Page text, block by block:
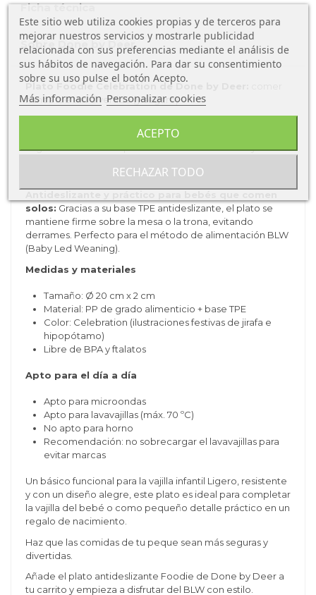
Ficha técnica
Sobre Done by Deer
Plato Foodie Celebration de Done by Deer:
nunca fue tan divertido (y seguro)
para acompañar las primeras comidas del bebé con total
seguridad. Su diseño plano con bordes elevados y base
autonomía del niño desde el principio.
solos: Gracias a su base TPE antideslizante, el plato se
mantiene firme sobre la mesa o la trona, evitando
derrames. Perfecto para el método de alimentación BLW
(Baby Led Weaning).
Medidas y materiales
Tamaño: Ø 20 cm x 2 cm
Material: PP de grado alimenticio + base TPE
Color: Celebration (ilustraciones festivas de jirafa e
hipopótamo)
Libre de BPA y ftalatos
Apto para el día a día
Apto para microondas
Apto para lavavajillas (máx. 70 ºC)
No apto para horno
Recomendación: no sobrecargar el lavavajillas para
evitar marcas
Un básico funcional para la vajilla infantil Ligero, resistente
y con un diseño alegre, este plato es ideal para completar
la vajilla del bebé o como pequeño detalle práctico en un
regalo de nacimiento.
Haz que las comidas de tu peque sean más seguras y
divertidas.
Añade el plato antideslizante Foodie de Done by Deer a
tu carrito y empieza a disfrutar del BLW con estilo.
Este sitio web utiliza cookies propias y de terceros para
mejorar nuestros servicios y mostrarle publicidad
relacionada con sus preferencias mediante el análisis de
sus hábitos de navegación. Para dar su consentimiento
sobre su uso pulse el botón Acepto.
Más información Personalizar cookies
RECHAZAR TODO
ACEPTO